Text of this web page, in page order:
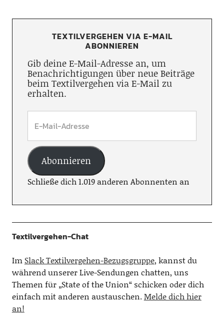
TEXTILVERGEHEN VIA E-MAIL
ABONNIEREN
Gib deine E-Mail-Adresse an, um
Benachrichtigungen über neue Beiträge
beim Textilvergehen via E-Mail zu
erhalten.
Abonnieren
Schließe dich 1.019 anderen Abonnenten an
Textilvergehen-Chat
Im Slack Textilvergehen-Bezugsgruppe, kannst du
während unserer Live-Sendungen chatten, uns
Themen für „State of the Union“ schicken oder dich
einfach mit anderen austauschen.Melde dich hier
an!